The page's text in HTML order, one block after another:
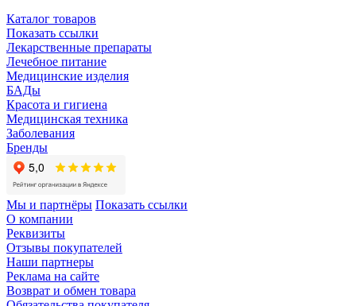
Каталог товаров
Показать ссылки
Лекарственные препараты
Лечебное питание
Медицинские изделия
БАДы
Красота и гигиена
Медицинская техника
Заболевания
Бренды
Мы и партнёры Показать ссылки
О компании
Реквизиты
Отзывы покупателей
Наши партнеры
Реклама на сайте
Возврат и обмен товара